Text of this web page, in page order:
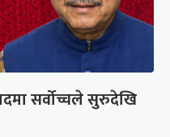
सर्वोच्चले सुरुदेखि